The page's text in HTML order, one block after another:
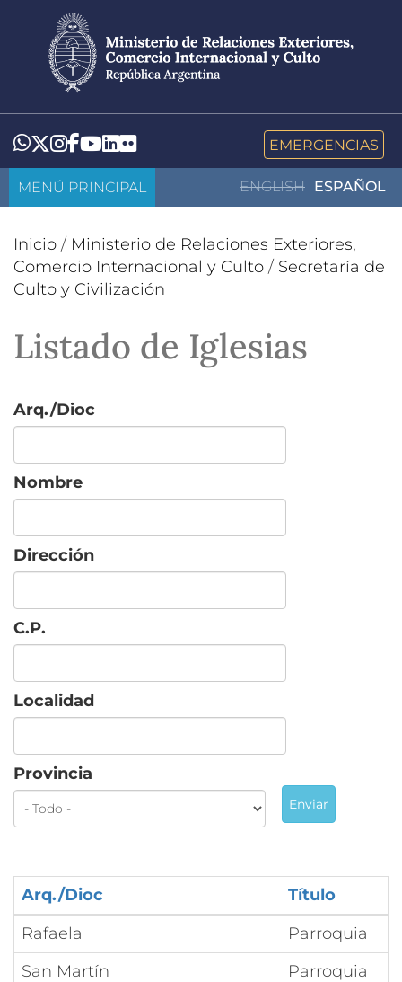
contenido
principal
Whatsapp
Twitter
Instagram
Facebook
YouTube
LinkedIn
Flickr EMERGENCIAS
ENGLISH ESPAÑOL
MENÚ PRINCIPAL
Inicio / Ministerio de Relaciones Exteriores,
Comercio Internacional y Culto / Secretaría de
Culto y Civilización
Listado de Iglesias
Arq./Dioc
Nombre
Dirección
C.P.
Localidad
Provincia
Enviar
Arq./Dioc
Título
Rafaela
Parroquia
San Martín
Parroquia